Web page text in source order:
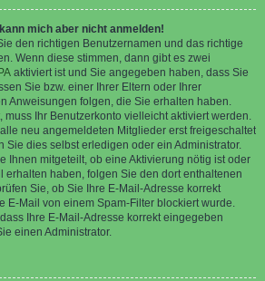
mich aber nicht anmelden!
den richtigen Benutzernamen und das richtige
Wenn diese stimmen, dann gibt es zwei
aktiviert ist und Sie angegeben haben, dass Sie
Sie bzw. einer Ihrer Eltern oder Ihrer
Anweisungen folgen, die Sie erhalten haben.
muss Ihr Benutzerkonto vielleicht aktiviert werden.
neu angemeldeten Mitglieder erst freigeschaltet
Sie dies selbst erledigen oder ein Administrator.
Ihnen mitgeteilt, ob eine Aktivierung nötig ist oder
erhalten haben, folgen Sie den dort enthaltenen
Sie, ob Sie Ihre E-Mail-Adresse korrekt
E-Mail von einem Spam-Filter blockiert wurde.
Ihre E-Mail-Adresse korrekt eingegeben
einen Administrator.